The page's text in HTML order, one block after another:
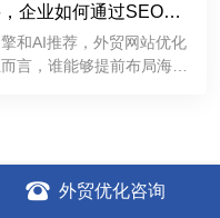
企业如何通过SEO获
和AI推荐，外贸网站优化
言，谁能够提前布局海外
外贸优化咨询